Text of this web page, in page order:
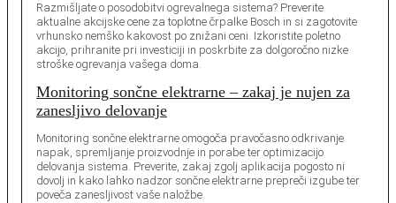
Razmišljate o posodobitvi ogrevalnega sistema? Preverite
aktualne akcijske cene za toplotne črpalke Bosch in si zagotovite
vrhunsko nemško kakovost po znižani ceni. Izkoristite poletno
akcijo, prihranite pri investiciji in poskrbite za dolgoročno nizke
stroške ogrevanja vašega doma.
Monitoring sončne elektrarne – zakaj je nujen za
zanesljivo delovanje
Monitoring sončne elektrarne omogoča pravočasno odkrivanje
napak, spremljanje proizvodnje in porabe ter optimizacijo
delovanja sistema. Preverite, zakaj zgolj aplikacija pogosto ni
dovolj in kako lahko nadzor sončne elektrarne prepreči izgube ter
poveča zanesljivost vaše naložbe.